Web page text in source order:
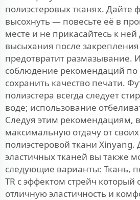
полиэстеровых тканях. Дайте
высохнуть — повесьте её в
месте и не прикасайтесь к
высыхания после
предотвратит размазывание.
соблюдение рекомендаций по
сохранить качество печати.
полиэстера всегда следует
воде; использование
Следуя этим рекомендациям,
максимальную отдачу от
полиэстеровой ткани Xinyang.
эластичных тканей вы также
следующие варианты: Ткань,
TR с эффектом стрейч который
отличную эластичность и